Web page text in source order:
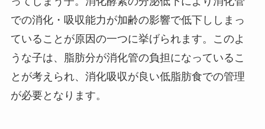
での消化・吸収能力が加齢の影響で低下ししまっ
ていることが原因の一つに挙げられます。このよ
うな子は、脂肪分が消化管の負担になっているこ
とが考えられ、消化吸収が良い低脂肪食での管理
が必要となります。